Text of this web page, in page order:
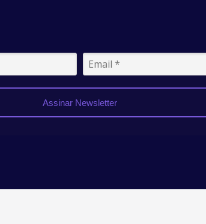
Assinar Newsletter